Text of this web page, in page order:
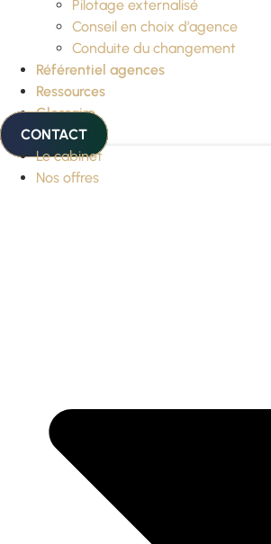
Pilotage externalisé
Conseil en choix d’agence
Conduite du changement
Référentiel agences
Ressources
Glossaire
CONTACT
Le cabinet
Nos offres